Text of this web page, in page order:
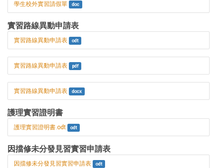
學生校外實習請假單 doc
實習路線異動申請表
實習路線異動申請表 odt
實習路線異動申請表 pdf
實習路線異動申請表 docx
護理實習證明書
護理實習證明書.odt odt
因擋修未分發見習實習申請表
因擋修未分發見習實習申請表 odt